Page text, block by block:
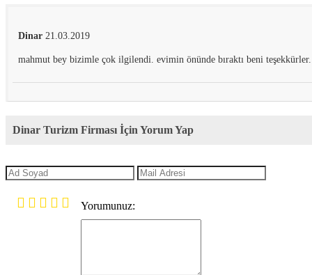
Dinar21.03.2019
mahmut bey bizimle çok ilgilendi. evimin önünde bıraktı beni teşekkürler.
Dinar Turizm Firması İçin Yorum Yap
Yorumunuz: